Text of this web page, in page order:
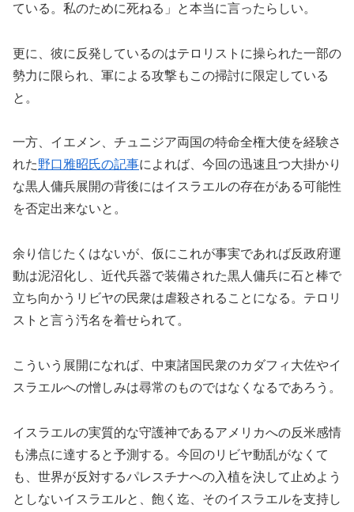
ている。私のために死ねる」と本当に言ったらしい。
更に、彼に反発しているのはテロリストに操られた一部の
勢力に限られ、軍による攻撃もこの掃討に限定している
と。
一方、イエメン、チュニジア両国の特命全権大使を経験さ
れた野口雅昭氏の記事によれば、今回の迅速且つ大掛かり
な黒人傭兵展開の背後にはイスラエルの存在がある可能性
を否定出来ないと。
余り信じたくはないが、仮にこれが事実であれば反政府運
動は泥沼化し、近代兵器で装備された黒人傭兵に石と棒で
立ち向かうリビヤの民衆は虐殺されることになる。テロリ
ストと言う汚名を着せられて。
こういう展開になれば、中東諸国民衆のカダフィ大佐やイ
スラエルへの憎しみは尋常のものではなくなるであろう。
イスラエルの実質的な守護神であるアメリカへの反米感情
も沸点に達すると予測する。今回のリビヤ動乱がなくて
も、世界が反対するパレスチナへの入植を決して止めよう
としないイスラエルと、飽く迄、そのイスラエルを支持し